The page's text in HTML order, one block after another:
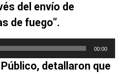
del envío de
de fuego”.
00:00
detallaron que